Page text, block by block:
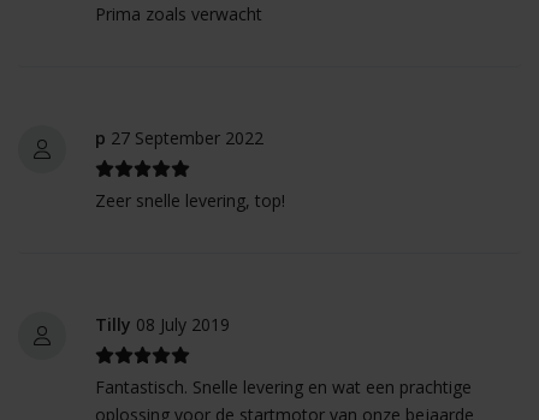
Prima zoals verwacht
p 27 September 2022
Zeer snelle levering, top!
Tilly 08 July 2019
Fantastisch. Snelle levering en wat een prachtige
oplossing voor de startmotor van onze bejaarde